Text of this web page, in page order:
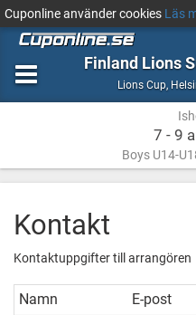
Cuponline använder cookies Läs
Finland Lions
Lions Cup,
7 - 9
Boys U14-
Kontakt
Kontaktuppgifter till arrangören
Namn E-post